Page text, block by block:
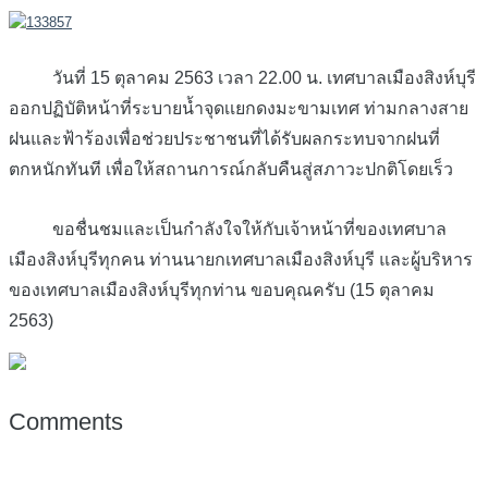
วันที่ 15 ตุลาคม 2563 เวลา 22.00 น. เทศบาลเมืองสิงห์บุรี
ออกปฏิบัติหน้าที่ระบายน้ำจุดเเยกดงมะขามเทศ ท่ามกลางสาย
ฝนและฟ้าร้องเพื่อช่วยประชาชนที่ได้รับผลกระทบจากฝนที่
ตกหนักทันที เพื่อให้สถานการณ์กลับคืนสู่สภาวะปกติโดยเร็ว
ขอชื่นชมและเป็นกำลังใจให้กับเจ้าหน้าที่ของเทศบาล
เมืองสิงห์บุรีทุกคน ท่านนายกเทศบาลเมืองสิงห์บุรี และผู้บริหาร
ของเทศบาลเมืองสิงห์บุรีทุกท่าน ขอบคุณครับ (15 ตุลาคม
2563)
Comments